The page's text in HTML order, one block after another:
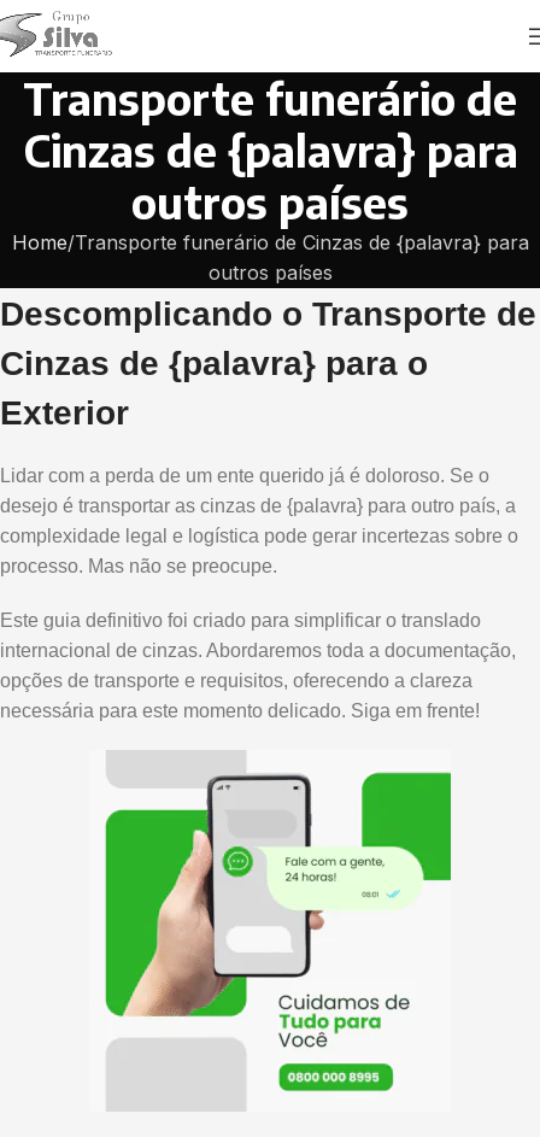
Transporte funerário de
Cinzas de {palavra} para
outros países
Home Transporte funerário de Cinzas de {palavra} para
outros países
Descomplicando o Transporte de
Cinzas de {palavra} para o
Exterior
Lidar com a perda de um ente querido já é doloroso. Se o
desejo é transportar as cinzas de {palavra} para outro país, a
complexidade legal e logística pode gerar incertezas sobre o
processo. Mas não se preocupe.
Este guia definitivo foi criado para simplificar o translado
internacional de cinzas. Abordaremos toda a documentação,
opções de transporte e requisitos, oferecendo a clareza
necessária para este momento delicado. Siga em frente!